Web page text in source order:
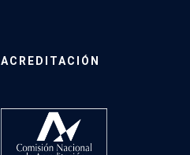
ACREDITACIÓN